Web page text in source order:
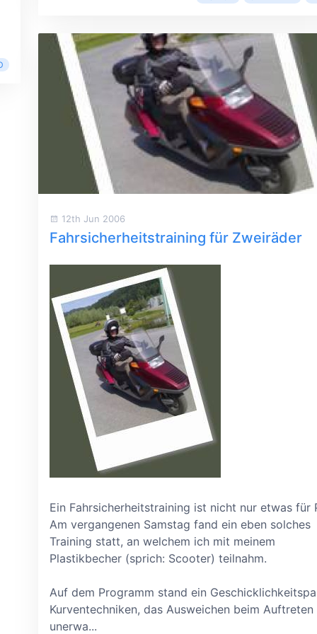
12th Jun 2006
Fahrsicherheitstraining für Zweiräder
Ein Fahrsicherheitstraining ist nicht nur etwas für
Am vergangenen Samstag fand ein eben solches
Training statt, an welchem ich mit meinem
Plastikbecher (sprich: Scooter) teilnahm.
Auf dem Programm stand ein
Kurventechniken, das Ausweichen beim Auftreten
unerwa...